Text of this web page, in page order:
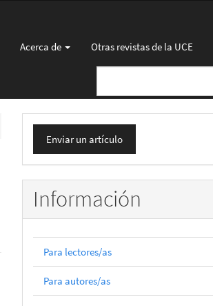
Acerca de Otras revistas de la UCE
Enviar
un
artículo
Enviar un artículo
Información
Para lectores/as
Para autores/as